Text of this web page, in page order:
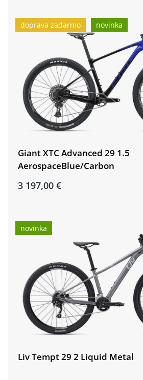
doprava zadarmo novinka
Giant XTC Advanced 29 1.5
AerospaceBlue/Carbon
3 197,00 €
novinka
Liv Tempt 29 2 Liquid Metal